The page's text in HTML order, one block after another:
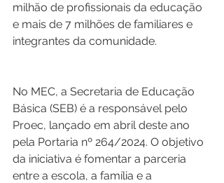
milhão de profissionais da educação
e mais de 7 milhões de familiares e
integrantes da comunidade.
No MEC, a Secretaria de Educação
Básica (SEB) é a responsável pelo
Proec, lançado em abril deste ano
pela Portaria nº 264/2024. O objetivo
da iniciativa é fomentar a parceria
entre a escola, a família e a